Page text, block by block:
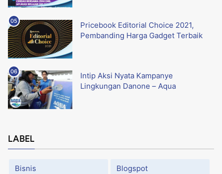
Pricebook Editorial Choice 2021,
Pembanding Harga Gadget Terbaik
Intip Aksi Nyata Kampanye
Lingkungan Danone – Aqua
LABEL
Bisnis Blogspot